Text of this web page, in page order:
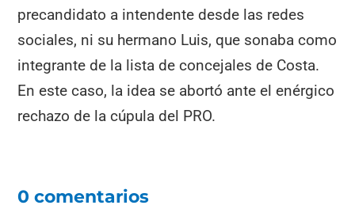
precandidato a intendente desde las redes
sociales, ni su hermano Luis, que sonaba como
integrante de la lista de concejales de Costa.
En este caso, la idea se abortó ante el enérgico
rechazo de la cúpula del PRO.
0 comentarios